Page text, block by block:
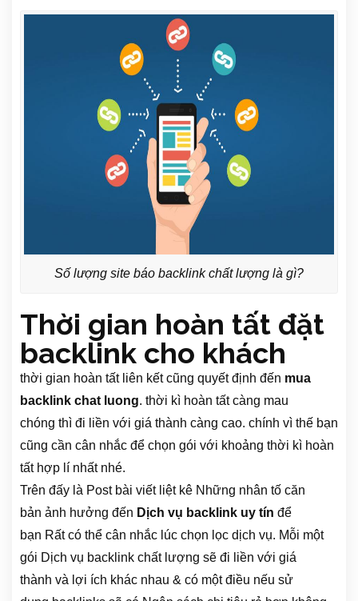
Số lượng site báo backlink chất lượng là gì?
Thời gian hoàn tất đặt
backlink cho khách
thời gian hoàn tất liên kếtcũng quyết định đến mua
backlink chat luong. thời kì hoàn tấtcàng mau
chóng thì đi liền với giá thành càng cao. chính vì thế bạn
cũng cần cân nhắc để chọn gói với khoảng thời kì hoàn
tất hợp lí nhất nhé.
Trên đấy là Post bài viếtliệt kê Những nhân tố căn
bản ảnh hưởng đến Dịch vụ backlink uy tín để
bạn Rất có thể cân nhắc lúc chọn lọc dịch vụ. Mỗi một
gói Dịch vụ backlink chất lượng sẽ đi liền với giá
thành và lợi ích khác nhau & có một điều nếu sử